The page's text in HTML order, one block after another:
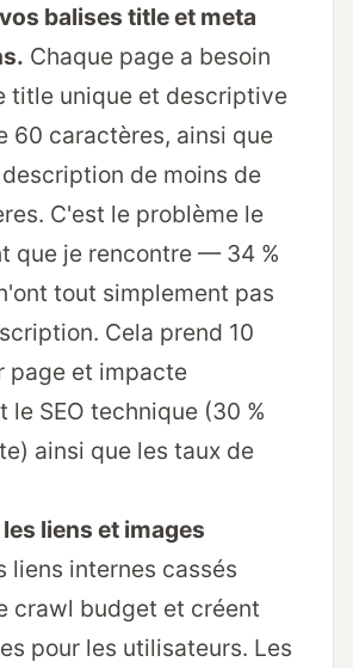
balises title et meta
Chaque page a besoin
title unique et descriptive
60 caractères, ainsi que
de moins de
C'est le problème le
que je rencontre — 34 %
tout simplement pas
Cela prend 10
page et impacte
le SEO technique (30 %
ainsi que les taux de
liens et images
liens internes cassés
crawl budget et créent
pour les utilisateurs. Les